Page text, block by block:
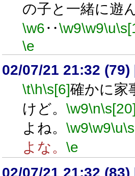
の子と一緒に遊
\w6‥\w9\w9\u
\e
02/07/21 21:32 (79)
\t\h\s[6]確かに家
けど。 \w9\n
よね。 \w9\w9\u
よな。 \e
02/07/21 21:32 (83)